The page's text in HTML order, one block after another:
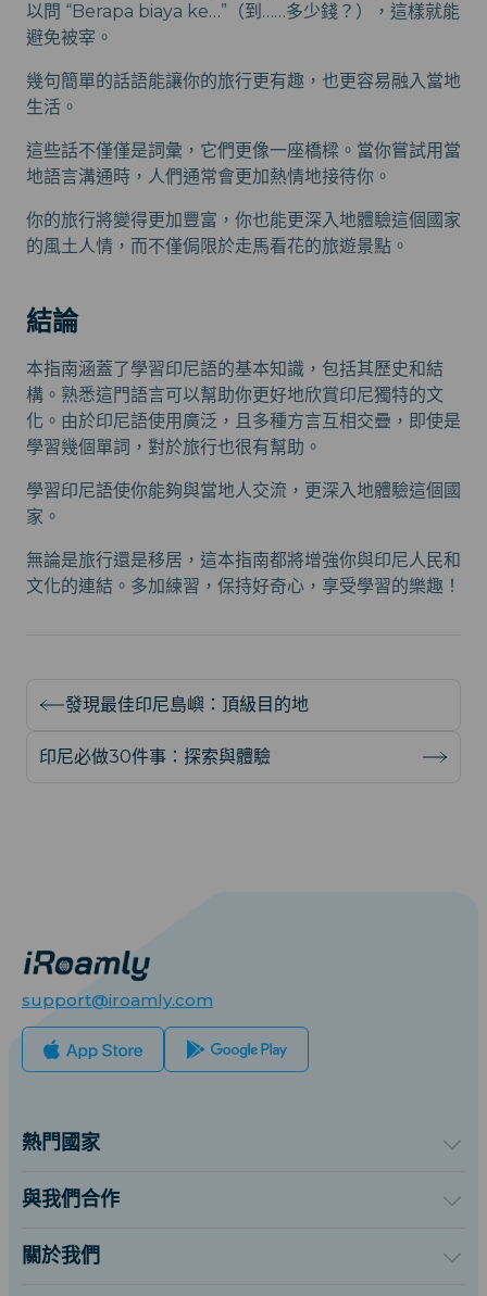
以問 “Berapa biaya ke…”（到……多少錢？），這樣就能
避免被宰。
幾句簡單的話語能讓你的旅行更有趣，也更容易融入當地
生活。
這些話不僅僅是詞彙，它們更像一座橋樑。當你嘗試用當
地語言溝通時，人們通常會更加熱情地接待你。
你的旅行將變得更加豐富，你也能更深入地體驗這個國家
的風土人情，而不僅侷限於走馬看花的旅遊景點。
結論
本指南涵蓋了學習印尼語的基本知識，包括其歷史和結
構。熟悉這門語言可以幫助你更好地欣賞印尼獨特的文
化。由於印尼語使用廣泛，且多種方言互相交疊，即使是
學習幾個單詞，對於旅行也很有幫助。
學習印尼語使你能夠與當地人交流，更深入地體驗這個國
家。
無論是旅行還是移居，這本指南都將增強你與印尼人民和
文化的連結。多加練習，保持好奇心，享受學習的樂趣！
發現最佳印尼島嶼：頂級目的地
印尼必做30件事：探索與體驗
support@iroamly.com
熱門國家
英國
土耳其
泰國
與我們合作
推薦及賺取
聯盟計劃
關於我們